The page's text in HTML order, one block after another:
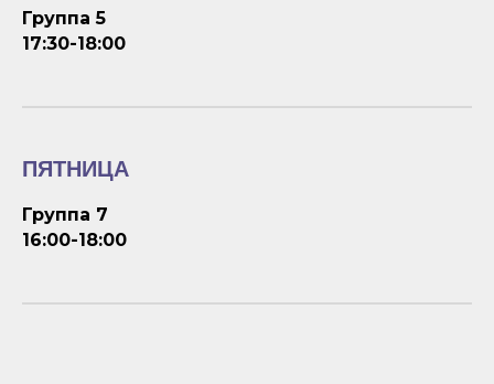
Группа 5
17:30-18:00
ПЯТНИЦА
Группа 7
16:00-18:00